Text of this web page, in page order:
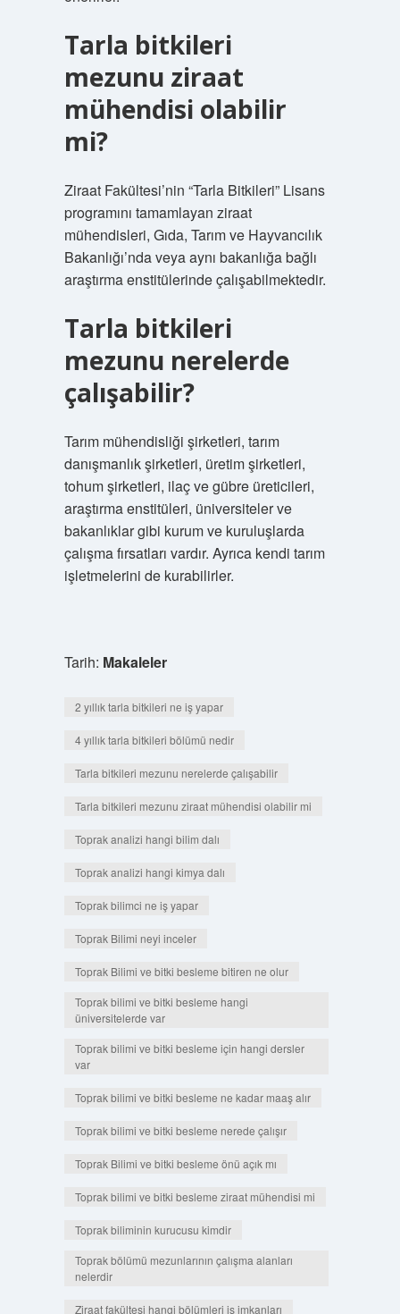
Tarla bitkileri
mezunu ziraat
mühendisi olabilir
mi?
Ziraat Fakültesi’nin “Tarla Bitkileri” Lisans
programını tamamlayan ziraat
mühendisleri, Gıda, Tarım ve Hayvancılık
Bakanlığı’nda veya aynı bakanlığa bağlı
araştırma enstitülerinde çalışabilmektedir.
Tarla bitkileri
mezunu nerelerde
çalışabilir?
Tarım mühendisliği şirketleri, tarım
danışmanlık şirketleri, üretim şirketleri,
tohum şirketleri, ilaç ve gübre üreticileri,
araştırma enstitüleri, üniversiteler ve
bakanlıklar gibi kurum ve kuruluşlarda
çalışma fırsatları vardır. Ayrıca kendi tarım
işletmelerini de kurabilirler.
Tarih: Makaleler
2 yıllık tarla bitkileri ne iş yapar
4 yıllık tarla bitkileri bölümü nedir
Tarla bitkileri mezunu nerelerde çalışabilir
Tarla bitkileri mezunu ziraat mühendisi olabilir mi
Toprak analizi hangi bilim dalı
Toprak analizi hangi kimya dalı
Toprak bilimci ne iş yapar
Toprak Bilimi neyi inceler
Toprak Bilimi ve bitki besleme bitiren ne olur
Toprak bilimi ve bitki besleme hangi
üniversitelerde var
Toprak bilimi ve bitki besleme için hangi dersler
var
Toprak bilimi ve bitki besleme ne kadar maaş alır
Toprak bilimi ve bitki besleme nerede çalışır
Toprak Bilimi ve bitki besleme önü açık mı
Toprak bilimi ve bitki besleme ziraat mühendisi mi
Toprak biliminin kurucusu kimdir
Toprak bölümü mezunlarının çalışma alanları
nelerdir
Ziraat fakültesi hangi bölümleri iş imkanları